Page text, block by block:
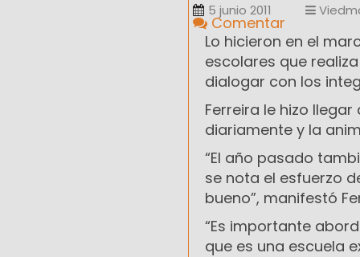
5 junio 2011
Comentar
Lo hicieron en el
escolares que
dialogar con los
Ferreira le hizo
diariamente y la
“El año pasado
se nota el esfuerzo
bueno”, manifestó
“Es importante
que es una escuela